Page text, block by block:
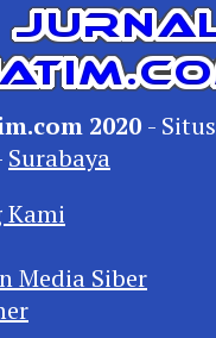
2020 - Situs
Surabaya
Kami
Media Siber